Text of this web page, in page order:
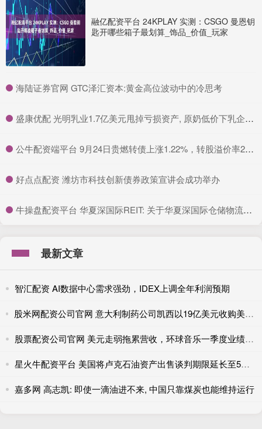
融亿配资平台 24KPLAY 实测：CSGO 曼恩钥
匙开哪些箱子最划算_饰品_价值_玩家
​海陆证券官网 GTC泽汇资本:黄金高位波动中的冷思考
​盛康优配 光明乳业1.7亿美元甩掉亏损资产, 原奶低价下乳企如何“变通”?
​公牛配资端平台 9月24日贵燃转债上涨1.22%，转股溢价率28.05%
​好点点配资 潍坊市科技创新债券政策宣讲会成功举办
​牛操盘配资平台 华夏深国际REIT: 关于华夏深国际仓储物流封闭式基础设施证券投资基金运营管理机构高级管理人员变更情况的公告
最新文章
智汇配资 AI数据中心需求强劲，IDEX上调全年利润预期
股米网配资公司官网 意大利制药公司凯西以19亿美元收购美国竞争对手KalVista
股票配资公司官网 美元走弱拖累营收，环球音乐一季度业绩持平
星火牛配资平台 美国将卢克石油资产出售谈判期限延长至5月30日
嘉多网 高志凯: 即使一滴油进不来, 中国只靠煤炭也能维持运行